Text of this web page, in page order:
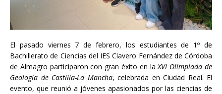
El pasado viernes 7 de febrero, los estudiantes de 1º de
Bachillerato de Ciencias del IES Clavero Fernández de Córdoba
de Almagro participaron con gran éxito en laXVI Olimpiada de
Geología de Castilla-La Mancha, celebrada en Ciudad Real. El
evento, que reunió a jóvenes apasionados por las ciencias de